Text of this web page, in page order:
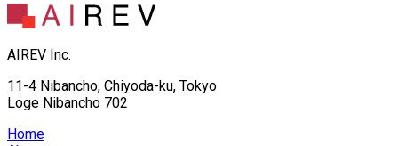
AIREV Inc.
11-4 Nibancho, Chiyoda-ku, Tokyo
Loge Nibancho 702
Home